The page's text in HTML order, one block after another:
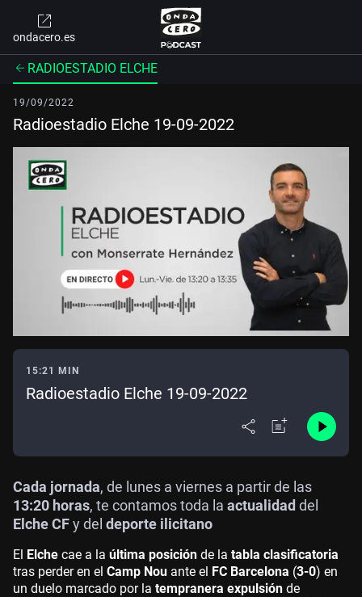
ondacero.es
RADIOESTADIO ELCHE
19/09/2022
Radioestadio Elche 19-09-2022
15:21 MIN
Radioestadio Elche 19-09-2022
Cada jornada, de lunes a viernes a partir de las
13:20 horas, te contamos toda la actualidad del
Elche CFy del deporte ilicitano
El Elche cae a la última posición de la tabla clasificatoria
tras perder en el Camp Nou ante el FC Barcelona (3-0) en
un duelo marcado por la tempranera expulsión de